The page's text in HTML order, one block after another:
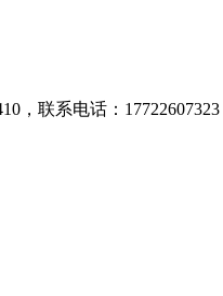
，联系电话：17722607323